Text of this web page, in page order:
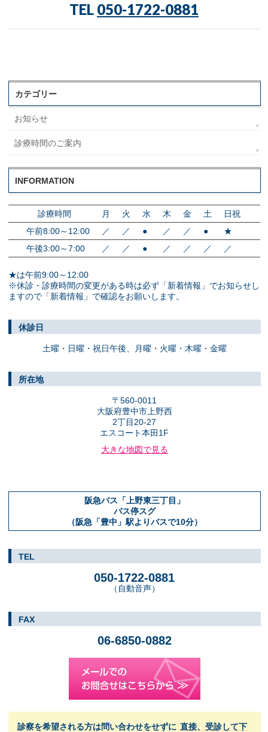
TEL 050-1722-0881
カテゴリー
お知らせ
診療時間のご案内
INFORMATION
診療時間 月 火 水 木 金 土
日祝
午前8:00～12:00
／ ／ ● ／ ／ ●
★
午後3:00～7:00
／ ／ ● ／ ／ ／ ／
★は午前9:00～12:00
※休診・診療時間の変更がある時は必ず「新着情報」でお知らせし
ますので「新着情報」で確認をお願いします。
休診日
土曜・日曜・祝日午後、 月曜・火曜・木曜・金曜
所在地
〒560-0011
大阪府豊中市上野西
2丁目20-27
エスコート本田1F
大きな地図で見る
阪急バス「上野東三丁目」
バス停スグ
（阪急「豊中」駅よりバスで10分）
TEL
050-1722-0881
（自動音声）
FAX
06-6850-0882
診察を希望される方は問い合わせをせずに 直接、受診して下